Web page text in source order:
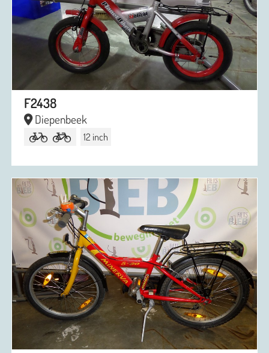
F2438
Diepenbeek
12 inch